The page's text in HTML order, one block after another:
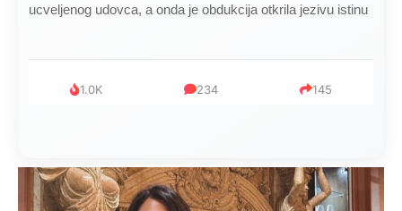
ucveljenog udovca, a onda je obdukcija otkrila jezivu istinu
1.0K 234 145